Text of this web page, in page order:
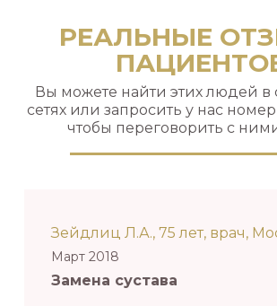
РЕАЛЬНЫЕ
Вы можете найти этих людей в
сетях или запросить у нас
чтобы переговорить с
Зейдлиц Л.А., 75 лет, врач,
Март 2018
Замена сустава